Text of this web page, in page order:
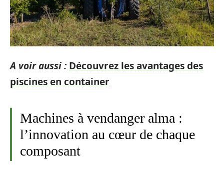
A voir aussi : Découvrez les avantages des
piscines en container
Machines à vendanger alma :
l’innovation au cœur de chaque
composant